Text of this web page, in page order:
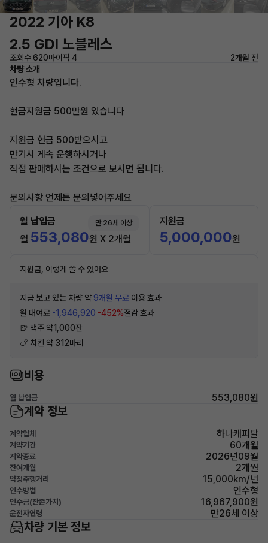
2022 기아 K8
2.5 GDI 노블레스
조회수 620마이픽 4
2개월 전
차량 소개
인수형 차량입니다.
현금지원금 500만원 있습니다
지원금 현금 500받으시고
만기시 게속 운행하시거나
직접 판매하시는 조건으로 보시면 됩니다.
문의사항 언제든 문의넣어주세요
월 납입금 만 26세 이상
월 553,080원 X 2개월
지원금
5,000,000원
지원금, 이렇게 쓸 수 있어요
지금 보고 있는 차량 약 9개월 무료 이용 효과
월 대여료 -1,946,920 -452%절감 효과
🍺 맥주 약1,000잔
🍗 치킨 약 312마리
비용
월 납입금 553,080원
계약 정보
계약업체 하나캐피탈
계약기간 60개월
계약종료 2026년09월
잔여개월 2개월
약정주행거리 15,000km/년
인수방법 인수형
인수금(잔존가치) 16,967,900원
운전자연령 만26세 이상
차량 기본 정보